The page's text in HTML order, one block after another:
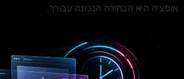
אופציה היא הבחירה הנכונה עבורך.